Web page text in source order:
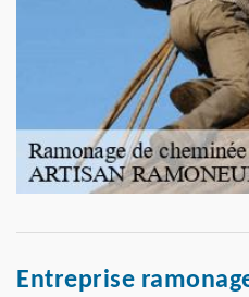
Entreprise